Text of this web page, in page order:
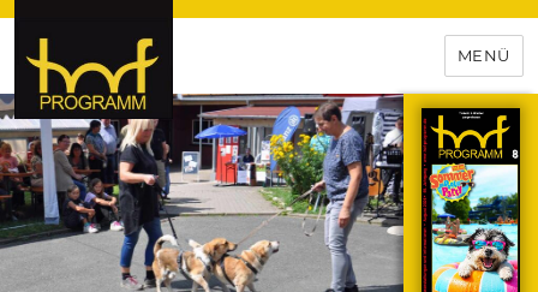
hof-programm – das
Veranstaltungsportal für
Hochfranken
MENÜ